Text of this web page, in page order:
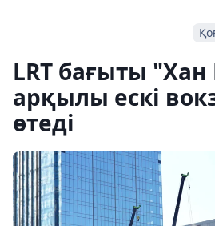
LRT бағыты
арқылы ескі
өтеді